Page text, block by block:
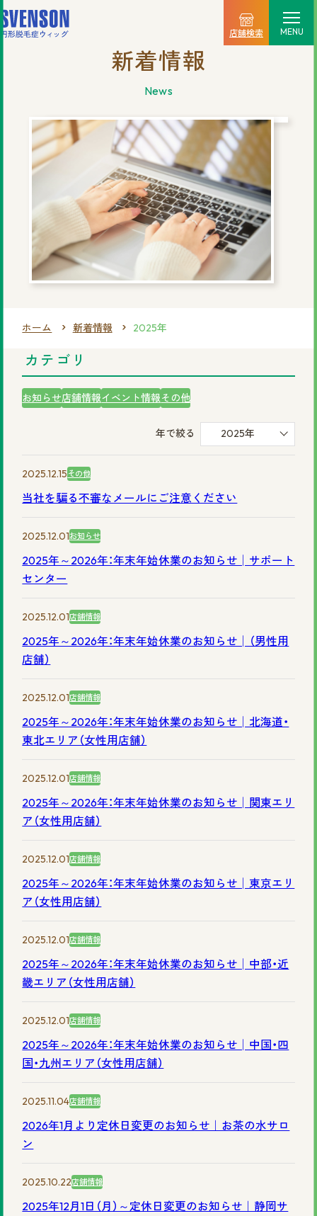
店舗検索 MENU
料金プラン
ご利用の流れ
店舗情報
新着情報
0120-69-0480
0120-30-6071
カタログを見てみたい方
資料請求はこちら
サイトマップ プライバシーポリシー 会社概要 円形脱毛症.com
新着情報
news
ホーム 新着情報 2025年
カテゴリ
お知らせ店舗情報イベント情報その他
年で絞る 2025年
2025.12.15 その他
当社を騙る不審なメールにご注意ください
2025.12.01お知らせ
2025年～2026年：年末年始休業のお知らせ│サポート
センター
2025.12.01店舗情報
2025年～2026年：年末年始休業のお知らせ│（男性用
店舗）
2025.12.01店舗情報
2025年～2026年：年末年始休業のお知らせ│北海道・
東北エリア（女性用店舗）
2025.12.01店舗情報
2025年～2026年：年末年始休業のお知らせ│関東エリ
ア（女性用店舗）
2025.12.01店舗情報
2025年～2026年：年末年始休業のお知らせ│東京エリ
ア（女性用店舗）
2025.12.01店舗情報
2025年～2026年：年末年始休業のお知らせ│中部・近
畿エリア（女性用店舗）
2025.12.01店舗情報
2025年～2026年：年末年始休業のお知らせ│中国・四
国・九州エリア（女性用店舗）
2025.11.04店舗情報
2026年1月より定休日変更のお知らせ｜お茶の水サロ
ン
2025.10.22店舗情報
2025年12月1日（月）～定休日変更のお知らせ｜静岡サ